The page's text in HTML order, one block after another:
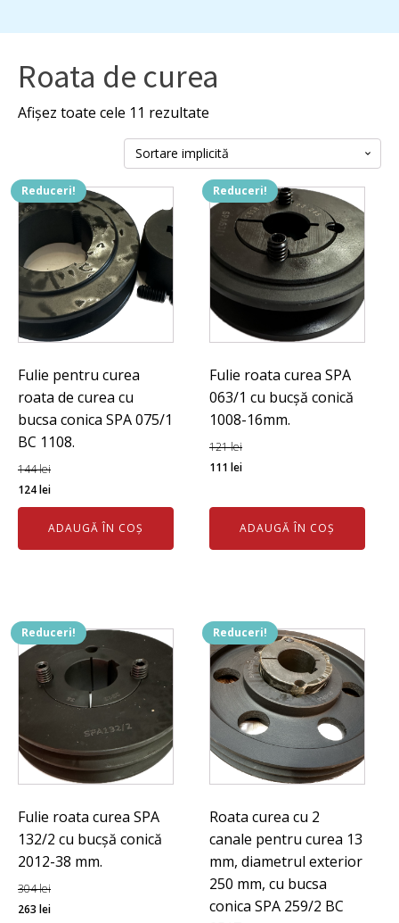
Roata de curea
Afișez toate cele 11 rezultate
Reduceri!
Fulie pentru curea
roata de curea cu
bucsa conica SPA 075/1
BC 1108.
144lei
Prețul
inițial
fost:
124leiPrețul
curent
este:
124 lei.
ADAUGĂ ÎN COȘ
Reduceri!
Fulie roata curea SPA
063/1 cu bucșă conică
1008-16mm.
121lei
Prețul
a
fost:
121 lei.
111leiPrețul
este:
111 lei.
ADAUGĂ ÎN COȘ
Reduceri!
Fulie roata curea SPA
132/2 cu bucșă conică
2012-38 mm.
304lei
Prețul
263 leiPrețul
Reduceri!
Roata curea cu 2
canale pentru curea 13
mm, diametrul exterior
250 mm, cu bucsa
conica SPA 259/2 BC